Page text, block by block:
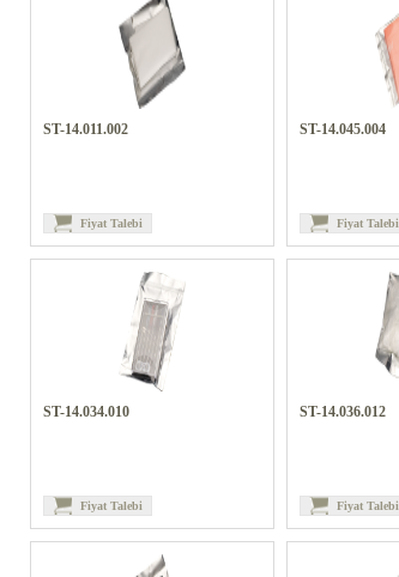
ST-14.011.002
Fiyat Talebi
ST-14.045.004
Fiyat Talebi
ST-14.034.010
Fiyat Talebi
ST-14.036.012
Fiyat Talebi